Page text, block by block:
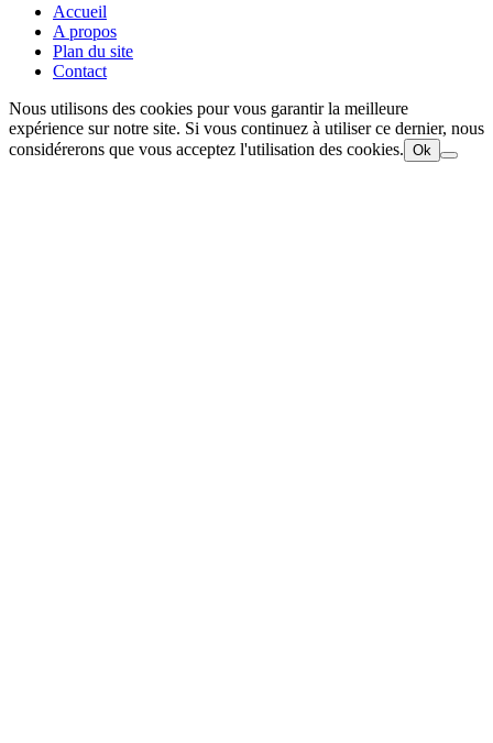
Accueil
A propos
Plan du site
Contact
Nous utilisons des cookies pour vous garantir la meilleure
expérience sur notre site. Si vous continuez à utiliser ce dernier, nous
considérerons que vous acceptez l'utilisation des cookies. Ok